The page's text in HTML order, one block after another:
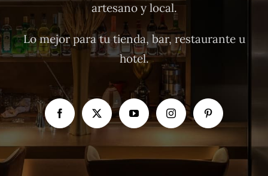
artesano y local.
Lo mejor para tu tienda, bar, restaurante u
hotel.